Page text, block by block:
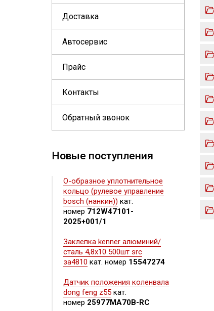
Доставка
Автосервис
Прайс
Контакты
Обратный звонок
Новые поступления
О-образное уплотнительное
кольцо (рулевое управление
bosch (нанкин)) кат.
номер 712W47101-
2025+001/1
Заклепка kenner алюминий/
сталь 4,8х10 500шт src
за4810 кат. номер 15547274
Датчик положения коленвала
dong feng z55 кат.
номер 25977MA70B-RC